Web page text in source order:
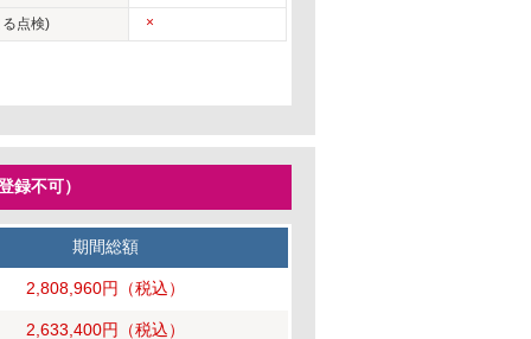
点検) ×
不可）
期間総額
2,808,960円 （税込）
2,633,400円 （税込）